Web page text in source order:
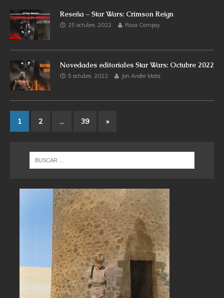
Reseña – Star Wars: Crimson Reign
25 octubre, 2022 Rosa Campoy
Novedades editoriales Star Wars: Octubre 2022
5 octubre, 2022 Jon Ander Mata
1 2 … 39 »